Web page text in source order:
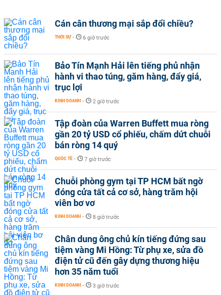
Cán cân thương mại sắp đổi chiều?
THỜI SỰ - 6 giờ trước
Bảo Tín Mạnh Hải lên tiếng phủ nhận
hành vi thao túng, găm hàng, đẩy giá,
trục lợi
KINH DOANH - 2 giờ trước
Tập đoàn của Warren Buffett mua ròng
gần 20 tỷ USD cổ phiếu, chấm dứt chuỗi
bán ròng 14 quý
QUỐC TẾ - 7 giờ trước
Chuỗi phòng gym tại TP HCM bất ngờ
đóng cửa tất cả cơ sở, hàng trăm hội
viên bơ vơ
KINH DOANH - 8 giờ trước
Chân dung ông chủ kín tiếng đứng sau
tiệm vàng Mi Hồng: Từ phụ xe, sửa đồ
điện tử cũ đến gây dựng thương hiệu
hơn 35 năm tuổi
KINH DOANH - 3 giờ trước